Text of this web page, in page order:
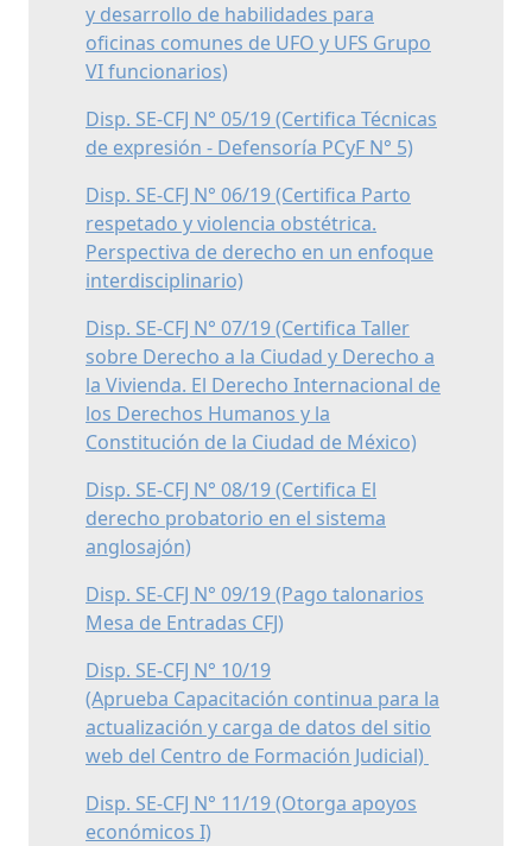
y desarrollo de habilidades para
oficinas comunes de UFO y UFS Grupo
VI funcionarios)
Disp. SE-CFJ N° 05/19 (Certifica Técnicas
de expresión - Defensoría PCyF N° 5)
Disp. SE-CFJ N° 06/19 (Certifica Parto
respetado y violencia obstétrica.
Perspectiva de derecho en un enfoque
interdisciplinario)
Disp. SE-CFJ N° 07/19 (Certifica Taller
sobre Derecho a la Ciudad y Derecho a
la Vivienda. El Derecho Internacional de
los Derechos Humanos y la
Constitución de la Ciudad de México)
Disp. SE-CFJ N° 08/19 (Certifica El
derecho probatorio en el sistema
anglosajón)
Disp. SE-CFJ N° 09/19 (Pago talonarios
Mesa de Entradas CFJ)
Disp. SE-CFJ N° 10/19
(Aprueba Capacitación continua para la
actualización y carga de datos del sitio
web del Centro de Formación Judicial)
Disp. SE-CFJ N° 11/19 (Otorga apoyos
económicos I)